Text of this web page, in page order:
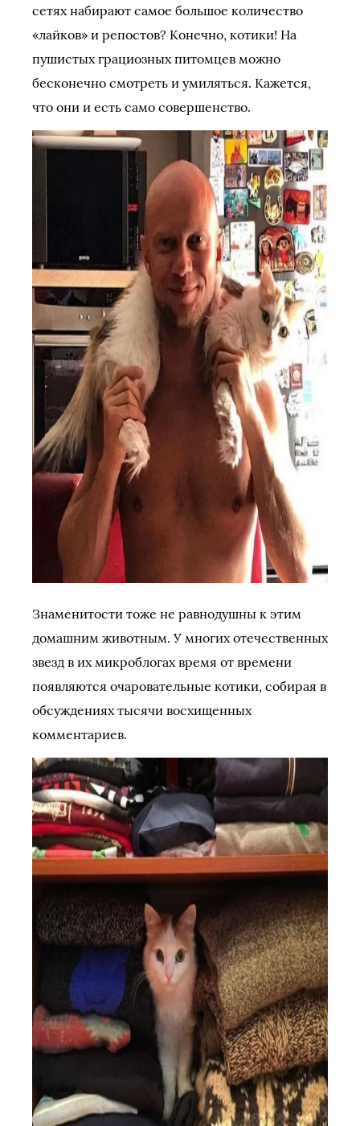
сетях набирают самое большое количество
«лайков» и репостов? Конечно, котики! На
пушистых грациозных питомцев можно
бесконечно смотреть и умиляться. Кажется,
что они и есть само совершенство.
Знаменитости тоже не равнодушны к этим
домашним животным. У многих отечественных
звезд в их микроблогах время от времени
появляются очаровательные котики, собирая в
обсуждениях тысячи восхищенных
комментариев.